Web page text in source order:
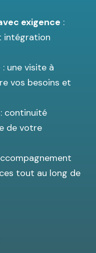
exigence :
intégration
: une visite à
vos besoins et
: continuité
de votre
tout au long de